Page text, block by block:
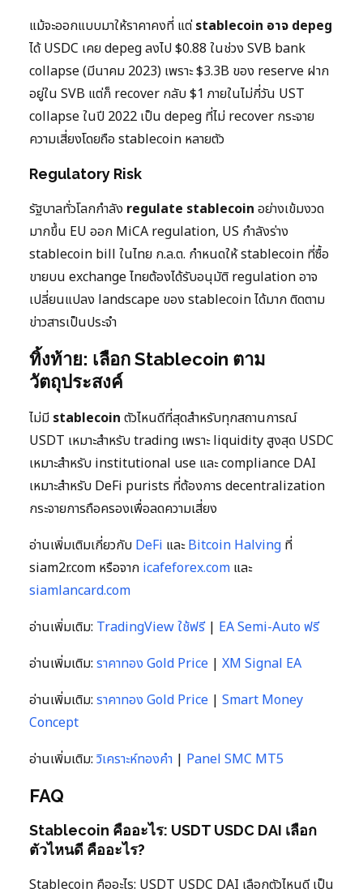
แม้จะออกแบบมาให้ราคาคงที่ แต่stablecoin อาจ depeg
ได้ USDC เคย depeg ลงไป $0.88 ในช่วง SVB bank
collapse (มีนาคม 2023) เพราะ $3.3B ของ reserve ฝาก
อยู่ใน SVB แต่ก็ recover กลับ $1 ภายในไม่กี่วัน UST
collapse ในปี 2022 เป็น depeg ที่ไม่ recover กระจาย
ความเสี่ยงโดยถือ stablecoin หลายตัว
Regulatory Risk
รัฐบาลทั่วโลกกำลัง regulate stablecoin อย่างเข้มงวด
มากขึ้น EU ออก MiCA regulation, US กำลังร่าง
stablecoin bill ในไทย ก.ล.ต. กำหนดให้ stablecoin ที่ซื้อ
ขายบน exchange ไทยต้องได้รับอนุมัติ regulation อาจ
เปลี่ยนแปลง landscape ของ stablecoin ได้มาก ติดตาม
ข่าวสารเป็นประจำ
ทิ้งท้าย: เลือก Stablecoin ตาม
วัตถุประสงค์
ไม่มี stablecoin ตัวไหนดีที่สุดสำหรับทุกสถานการณ์
USDT เหมาะสำหรับ trading เพราะ liquidity สูงสุด USDC
เหมาะสำหรับ institutional use และ compliance DAI
เหมาะสำหรับ DeFi purists ที่ต้องการ decentralization
กระจายการถือครองเพื่อลดความเสี่ยง
อ่านเพิ่มเติมเกี่ยวกับ DeFi และBitcoin Halving ที่
siam2r.com หรือจาก icafeforex.com และ
siamlancard.com
อ่านเพิ่มเติม: TradingView ใช้ฟรี| EA Semi-Auto ฟรี
อ่านเพิ่มเติม: ราคาทอง Gold Price | XM Signal EA
อ่านเพิ่มเติม: ราคาทอง Gold Price | Smart Money
Concept
อ่านเพิ่มเติม: วิเคราะห์ทองคำ | Panel SMC MT5
FAQ
Stablecoin คืออะไร: USDT USDC DAI เลือก
ตัวไหนดี คืออะไร?
Stablecoin คืออะไร: USDT USDC DAI เลือกตัวไหนดี เป็น